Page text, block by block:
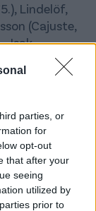
parties, or
for
opt-out
that after your
seeing
utilized by
prior to
Lindelöf,
(Cajuste,
Isak